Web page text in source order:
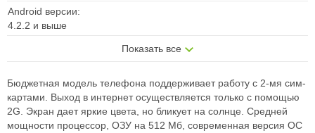
Android версии:
4.2.2 и выше
Показать все
Бюджетная модель телефона поддерживает работу с 2-мя сим-
картами. Выход в интернет осуществляется только с помощью
2G. Экран дает яркие цвета, но бликует на солнце. Средней
мощности процессор, ОЗУ на 512 Мб, современная версия ОС